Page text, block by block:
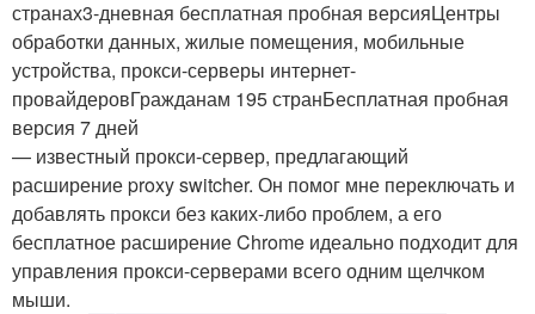
странах3-дневная бесплатная пробная версияЦентры
обработки данных, жилые помещения, мобильные
устройства, прокси-серверы интернет-
провайдеровГражданам 195 странБесплатная пробная
версия 7 дней
— известный прокси-сервер, предлагающий
расширение proxy switcher. Он помог мне переключать и
добавлять прокси без каких-либо проблем, а его
бесплатное расширение Chrome идеально подходит для
управления прокси-серверами всего одним щелчком
мыши.